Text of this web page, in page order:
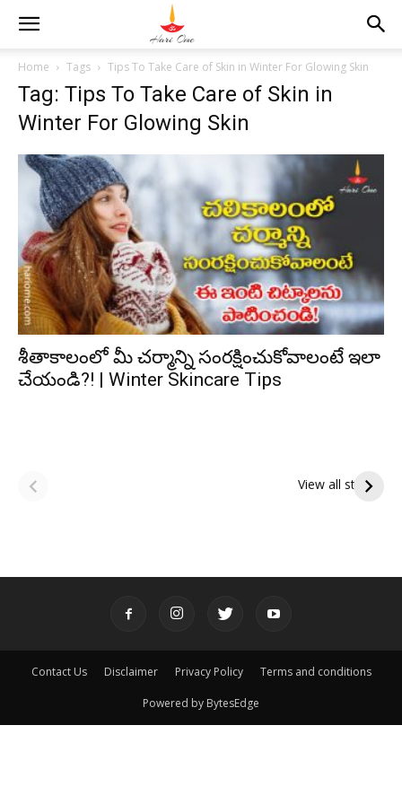
Home Tags Tips To Take Care of Skin in Winter For Glowing Skin
Tag: Tips To Take Care of Skin in
Winter For Glowing Skin
శీతాకాలంలో మీ చర్మాన్ని సంరక్షించుకోవాలంటే ఇలా
చేయండి?! | Winter Skincare Tips
View all stories
పితృదేవతల ఆశీర్వాదం
ఇంద్రకీలాద్రి గిరి ప్రదక్షిణ
Contact Us Disclaimer Privacy Policy Terms and conditions
Powered by BytesEdge